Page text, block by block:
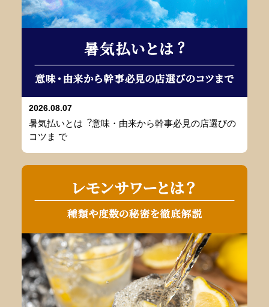
2026.08.07
暑気払いとは︖意味・由来から幹事必⾒の店選びの
コツま で